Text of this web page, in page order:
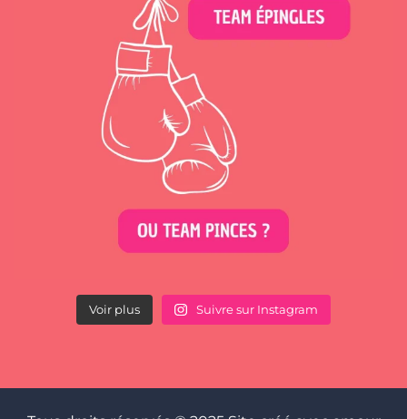
Voir plus Suivre sur Instagram